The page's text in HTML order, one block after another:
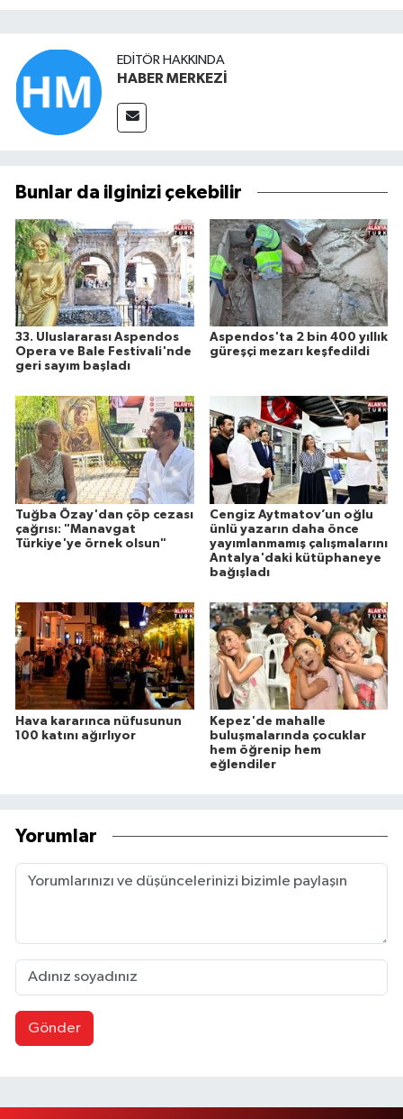
EDITÖR HAKKINDA
HABER MERKEZİ
Bunlar da ilginizi çekebilir
33. Uluslararası Aspendos
Opera ve Bale Festivali'nde
geri sayım başladı
Aspendos'ta 2 bin 400 yıllık
güreşçi mezarı keşfedildi
Tuğba Özay'dan çöp cezası
çağrısı: "Manavgat
Türkiye'ye örnek olsun"
Cengiz Aytmatov’un oğlu
ünlü yazarın daha önce
yayımlanmamış çalışmalarını
Antalya'daki kütüphaneye
bağışladı
Hava kararınca nüfusunun
100 katını ağırlıyor
Kepez'de mahalle
buluşmalarında çocuklar
hem öğrenip hem
eğlendiler
Yorumlar
Gönder